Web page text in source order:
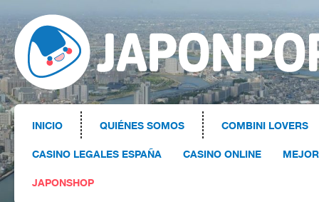
INICIO QUIÉNES SOMOS COMBINI LOVERS
CASINO LEGALES ESPAÑA CASINO ONLINE
JAPONSHOP